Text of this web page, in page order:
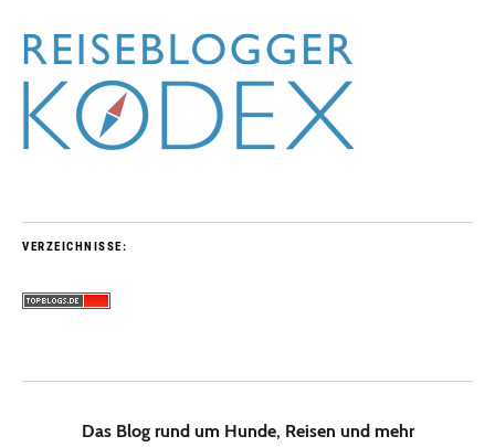
VERZEICHNISSE:
Das Blog rund um Hunde, Reisen und mehr